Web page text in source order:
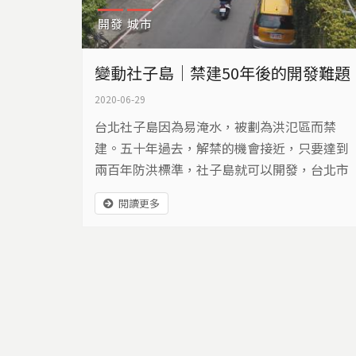
開發 城市
變動社子島｜禁建50年後的開發難題
2020-06-29
台北社子島因為易淹水，被劃為洪氾區而禁
建。五十年過去，解禁的機會接近，只要達到
兩百年防洪標準，社子島就可以開發，台北市
政府決定用區段徵收的方式，居民為何不願意
接受？閱讀更多